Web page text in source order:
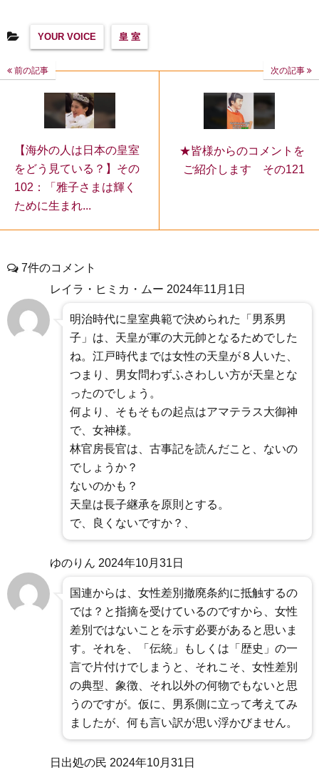
YOUR VOICE 皇 室
前の記事
【海外の人は日本の皇室
をどう見ている？】その
102：「雅子さまは輝く
ために生まれ...
次の記事
★皆様からのコメントを
ご紹介します その121
7件のコメント
レイラ・ヒミカ・ムー 2024年11月1日
明治時代に皇室典範で決められた「男系男
子」は、天皇が軍の大元帥となるためでした
ね。江戸時代までは女性の天皇が８人いた、
つまり、男女問わずふさわしい方が天皇とな
ったのでしょう。
何より、そもそもの起点はアマテラス大御神
で、女神様。
林官房長官は、古事記を読んだこと、ないの
でしょうか？
ないのかも？
天皇は長子継承を原則とする。
で、良くないですか？、
ゆのりん 2024年10月31日
国連からは、女性差別撤廃条約に抵触するの
では？と指摘を受けているのですから、女性
差別ではないことを示す必要があると思いま
す。それを、「伝統」もしくは「歴史」の一
言で片付けでしまうと、それこそ、女性差別
の典型、象徴、それ以外の何物でもないと思
うのですが。仮に、男系側に立って考えてみ
ましたが、何も言い訳が思い浮かびません。
日出処の民 2024年10月31日